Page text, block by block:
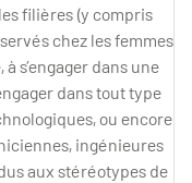
filières (y compris
chez les femmes
s’engager dans une
dans tout type
ou encore
ingénieures
aux stéréotypes de